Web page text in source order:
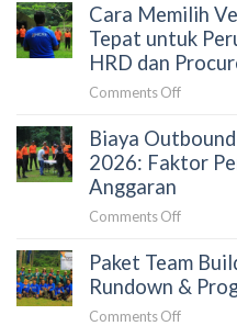
untuk
50–
500
Peserta
Family
Contoh
Estimasi
Budget
Cara Memilih
Tepat untuk
HRD dan
Comments Offon
Memilih
Vendor
untuk
Panduan
Biaya
2026: Faktor
Anggaran
Comments Offon
Training
Paket Team
Rundown &
Comments Offon